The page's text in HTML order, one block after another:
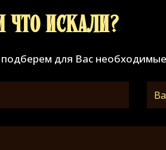
что искали?
для Вас